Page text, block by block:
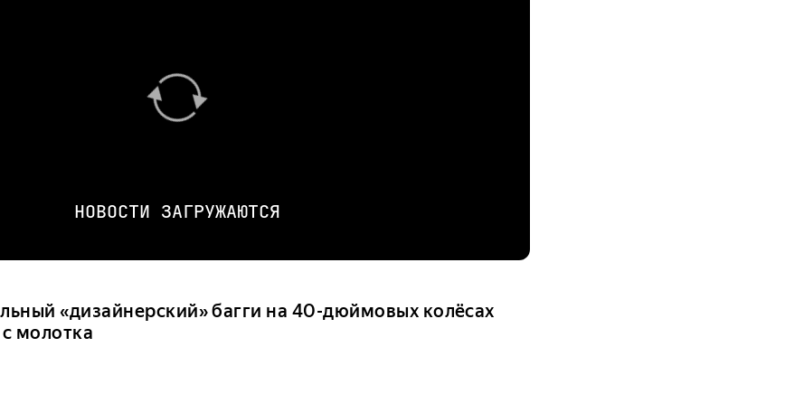
НОВОСТИ ЗАГРУЖАЮТСЯ
«дизайнерский» багги на 40-дюймовых колёсах
молотка